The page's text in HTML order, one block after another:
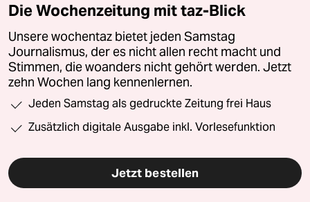
Die Wochenzeitung mit taz-Blick
Unsere wochentaz bietet jeden Samstag
Journalismus, der es nicht allen recht macht und
Stimmen, die woanders nicht gehört werden. Jetzt
zehn Wochen lang kennenlernen.
Jeden Samstag als gedruckte Zeitung frei Haus
Zusätzlich digitale Ausgabe inkl. Vorlesefunktion
Jetzt bestellen